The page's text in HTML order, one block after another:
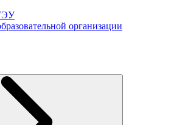
организации